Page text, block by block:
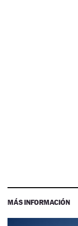
MÁS INFORMACIÓN